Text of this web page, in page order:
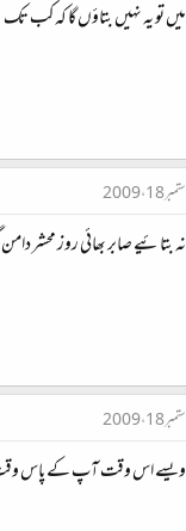
میں تو یہ نہیں بتاؤں گا کہ کب تک
ستمبر 18، 2009
نہ بتائیے صابر بھائی روز محشر
ستمبر 18، 2009
ویسے اس وقت آپ کے پاس وقت